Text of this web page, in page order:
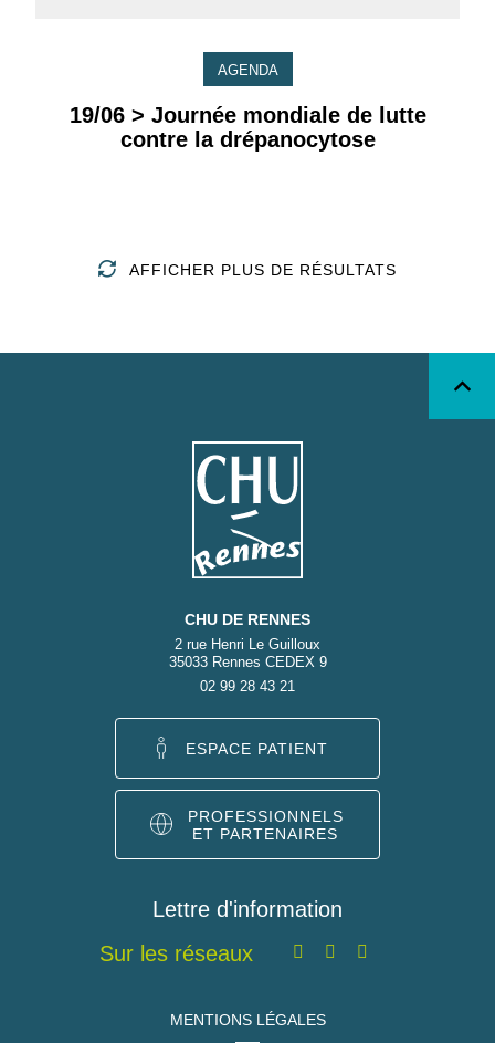
AGENDA
19/06 > Journée mondiale de lutte
contre la drépanocytose
AFFICHER PLUS DE RÉSULTATS
CHU DE RENNES
2 rue Henri Le Guilloux
35033 Rennes CEDEX 9
02 99 28 43 21
ESPACE PATIENT
PROFESSIONNELS
ET PARTENAIRES
Lettre d'information
Sur les réseaux
MENTIONS LÉGALES